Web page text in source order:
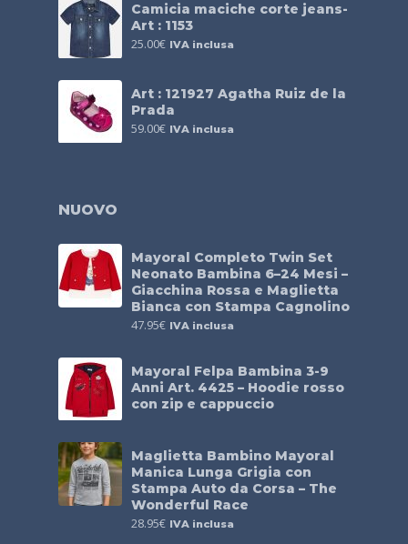
Camicia maciche corte jeans-
Art : 1153
25.00€ IVA inclusa
Art : 121927 Agatha Ruiz de la
Prada
59.00€ IVA inclusa
NUOVO
Mayoral Completo Twin Set
Neonato Bambina 6–24 Mesi –
Giacchina Rossa e Maglietta
Bianca con Stampa Cagnolino
47.95€ IVA inclusa
Mayoral Felpa Bambina 3-9
Anni Art. 4425 – Hoodie rosso
con zip e cappuccio
Maglietta Bambino Mayoral
Manica Lunga Grigia con
Stampa Auto da Corsa – The
Wonderful Race
28.95€ IVA inclusa